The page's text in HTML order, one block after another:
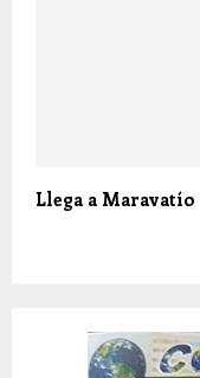
Llega a Maravatío